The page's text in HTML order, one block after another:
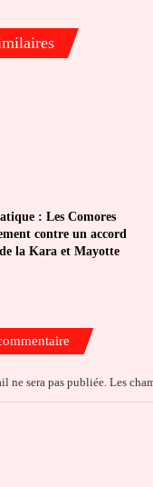
: Les Comores
contre un accord
la Kara et Mayotte
ne sera pas publiée. Les